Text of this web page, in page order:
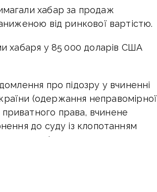
хабар за продаж
від ринкової вартістю.
хабаря у 85 000 доларів США
про підозру у вчиненні
(одержання неправомірної
права, вчинене
до суду із клопотанням
під вартою.